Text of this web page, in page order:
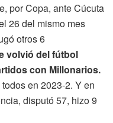
por Copa, ante Cúcuta
26 del mismo mes
otros 6
volvió del fútbol
con Millonarios.
todos en 2023-2. Y en
disputó 57, hizo 9